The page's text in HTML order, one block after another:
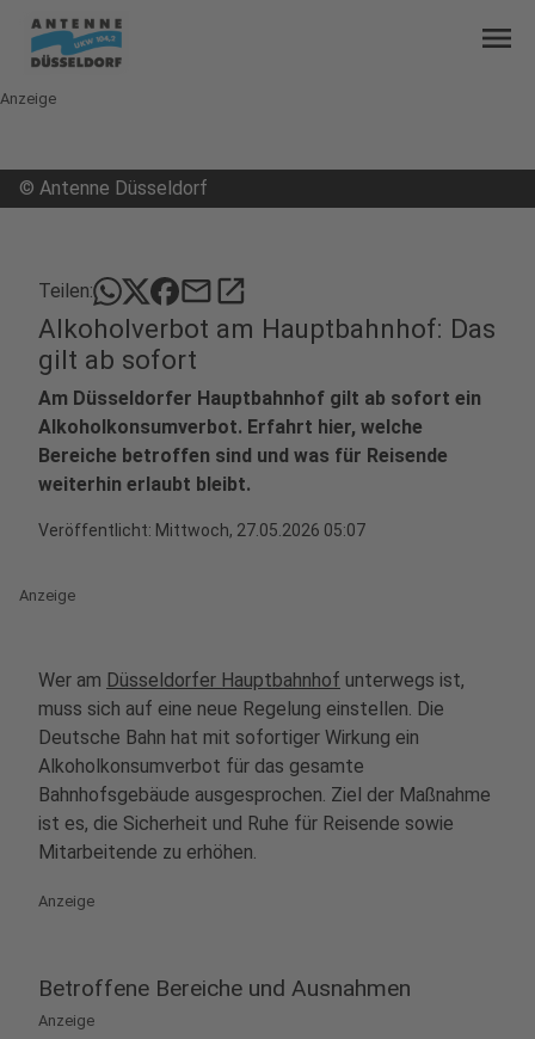
menu
Anzeige
© Antenne Düsseldorf
Teilen: mailopen_in_new
Alkoholverbot am Hauptbahnhof: Das
gilt ab sofort
Am Düsseldorfer Hauptbahnhof gilt ab sofort ein
Alkoholkonsumverbot. Erfahrt hier, welche
Bereiche betroffen sind und was für Reisende
weiterhin erlaubt bleibt.
Veröffentlicht: Mittwoch, 27.05.2026 05:07
Anzeige
Wer am Düsseldorfer Hauptbahnhof unterwegs ist,
muss sich auf eine neue Regelung einstellen. Die
Deutsche Bahn hat mit sofortiger Wirkung ein
Alkoholkonsumverbot für das gesamte
Bahnhofsgebäude ausgesprochen. Ziel der Maßnahme
ist es, die Sicherheit und Ruhe für Reisende sowie
Mitarbeitende zu erhöhen.
Anzeige
Betroffene Bereiche und Ausnahmen
Anzeige